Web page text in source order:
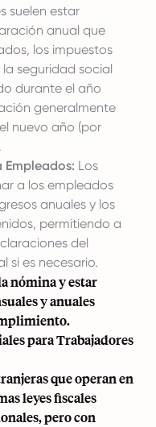
suelen estar
anual que
los impuestos
seguridad social
durante el año
generalmente
nuevo año (por
Los
a los empleados
anuales y los
permitiendo a
del
si es necesario.
nómina y estar
y anuales
para Trabajadores
que operan en
leyes fiscales
pero con